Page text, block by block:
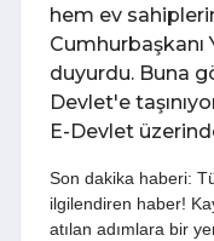
hem ev
Cumhurbaşkanı
duyurdu. Buna
Devlet'e
E-Devlet
Son dakika haberi:
ilgilendiren haber!
atılan adımlara bir